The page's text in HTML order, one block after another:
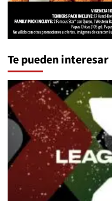
Te pueden interesar